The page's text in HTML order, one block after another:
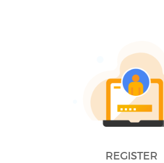
REGISTER